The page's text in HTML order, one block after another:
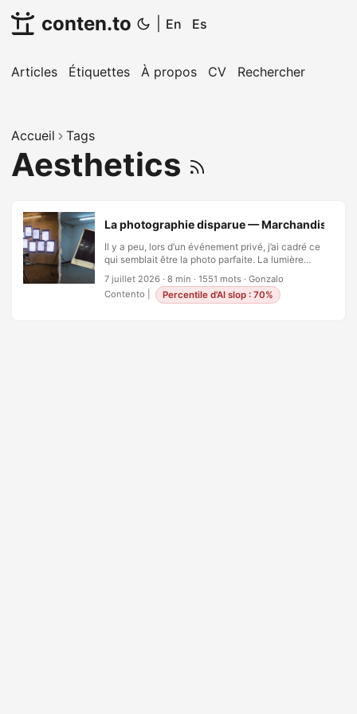
conten.to En Es
Articles Étiquettes À propos CV Rechercher
Accueil Tags
Aesthetics
La photographie disparue — Marchandise,
Il y a peu, lors d’un événement privé, j’ai cadré ce
qui semblait être la photo parfaite. La lumière
faisait quelque chose de rare, la composition
s’était assemblée d’elle-même, et le moment allait
culminer. Alors, au même instant, une douzaine
7 juillet 2026 · 8 min · 1551 mots · Gonzalo
Contento
Percentile d'AI slop : 70%